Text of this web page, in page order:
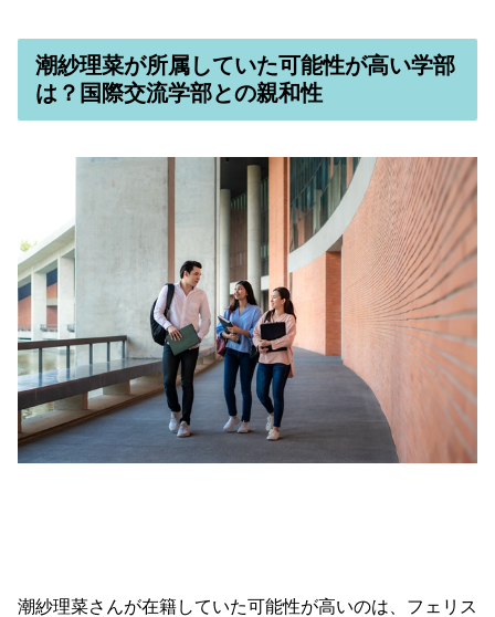
潮紗理菜が所属していた可能性が高い学部
は？国際交流学部との親和性
潮紗理菜さんが在籍していた可能性が高いのは、フェリス